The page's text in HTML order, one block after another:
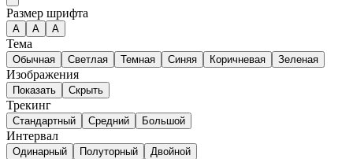
Размер шрифта
А A A
Тема
Обычная Светлая Темная Синяя Коричневая Зеленая
Изображения
Показать Скрыть
Трекинг
Стандартный Средний Большой
Интервал
Одинарный Полуторный Двойной